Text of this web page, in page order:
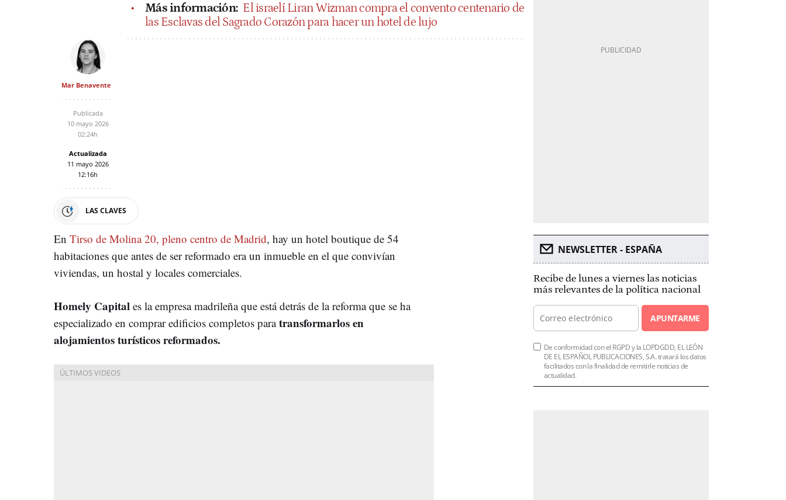
Más información: El israelí Liran Wizman compra el convento centenario de
las Esclavas del Sagrado Corazón para hacer un hotel de lujo
Mar Benavente
Publicada
10 mayo 2026
02:24h
Actualizada
11 mayo 2026
12:16h
LAS CLAVES
En Tirso de Molina 20, pleno centro de Madrid, hay un hotel boutique de 54
habitaciones que antes de ser reformado era un inmueble en el que convivían
viviendas, un hostal y locales comerciales.
Homely Capital es la empresa madrileña que está detrás de la reforma que se ha
especializado en comprar edificios completos paratransformarlos en
alojamientos turísticos reformados.
NEWSLETTER - ESPAÑA
Recibe de lunes a viernes las noticias
más relevantes de la política nacional
APUNTARME
De conformidad con el RGPD y la LOPDGDD, EL LEÓN
DE EL ESPAÑOL PUBLICACIONES, S.A. tratará los datos
facilitados con la finalidad de remitirle noticias de
actualidad.